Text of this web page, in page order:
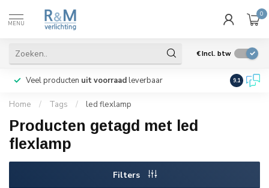
MENU
0
€Incl. btw
Veel producten uit voorraadleverbaar Wij
9.1
Home / Tags / led flexlamp
Producten getagd met led
flexlamp
Filters